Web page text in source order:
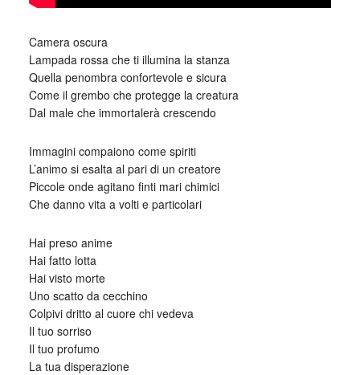
Camera oscura
Lampada rossa che ti illumina la stanza
Quella penombra confortevole e sicura
Come il grembo che protegge la creatura
Dal male che immortalerà crescendo
Immagini compaiono come spiriti
L’animo si esalta al pari di un creatore
Piccole onde agitano finti mari chimici
Che danno vita a volti e particolari
Hai preso anime
Hai fatto lotta
Hai visto morte
Uno scatto da cecchino
Colpivi dritto al cuore chi vedeva
Il tuo sorriso
Il tuo profumo
La tua disperazione